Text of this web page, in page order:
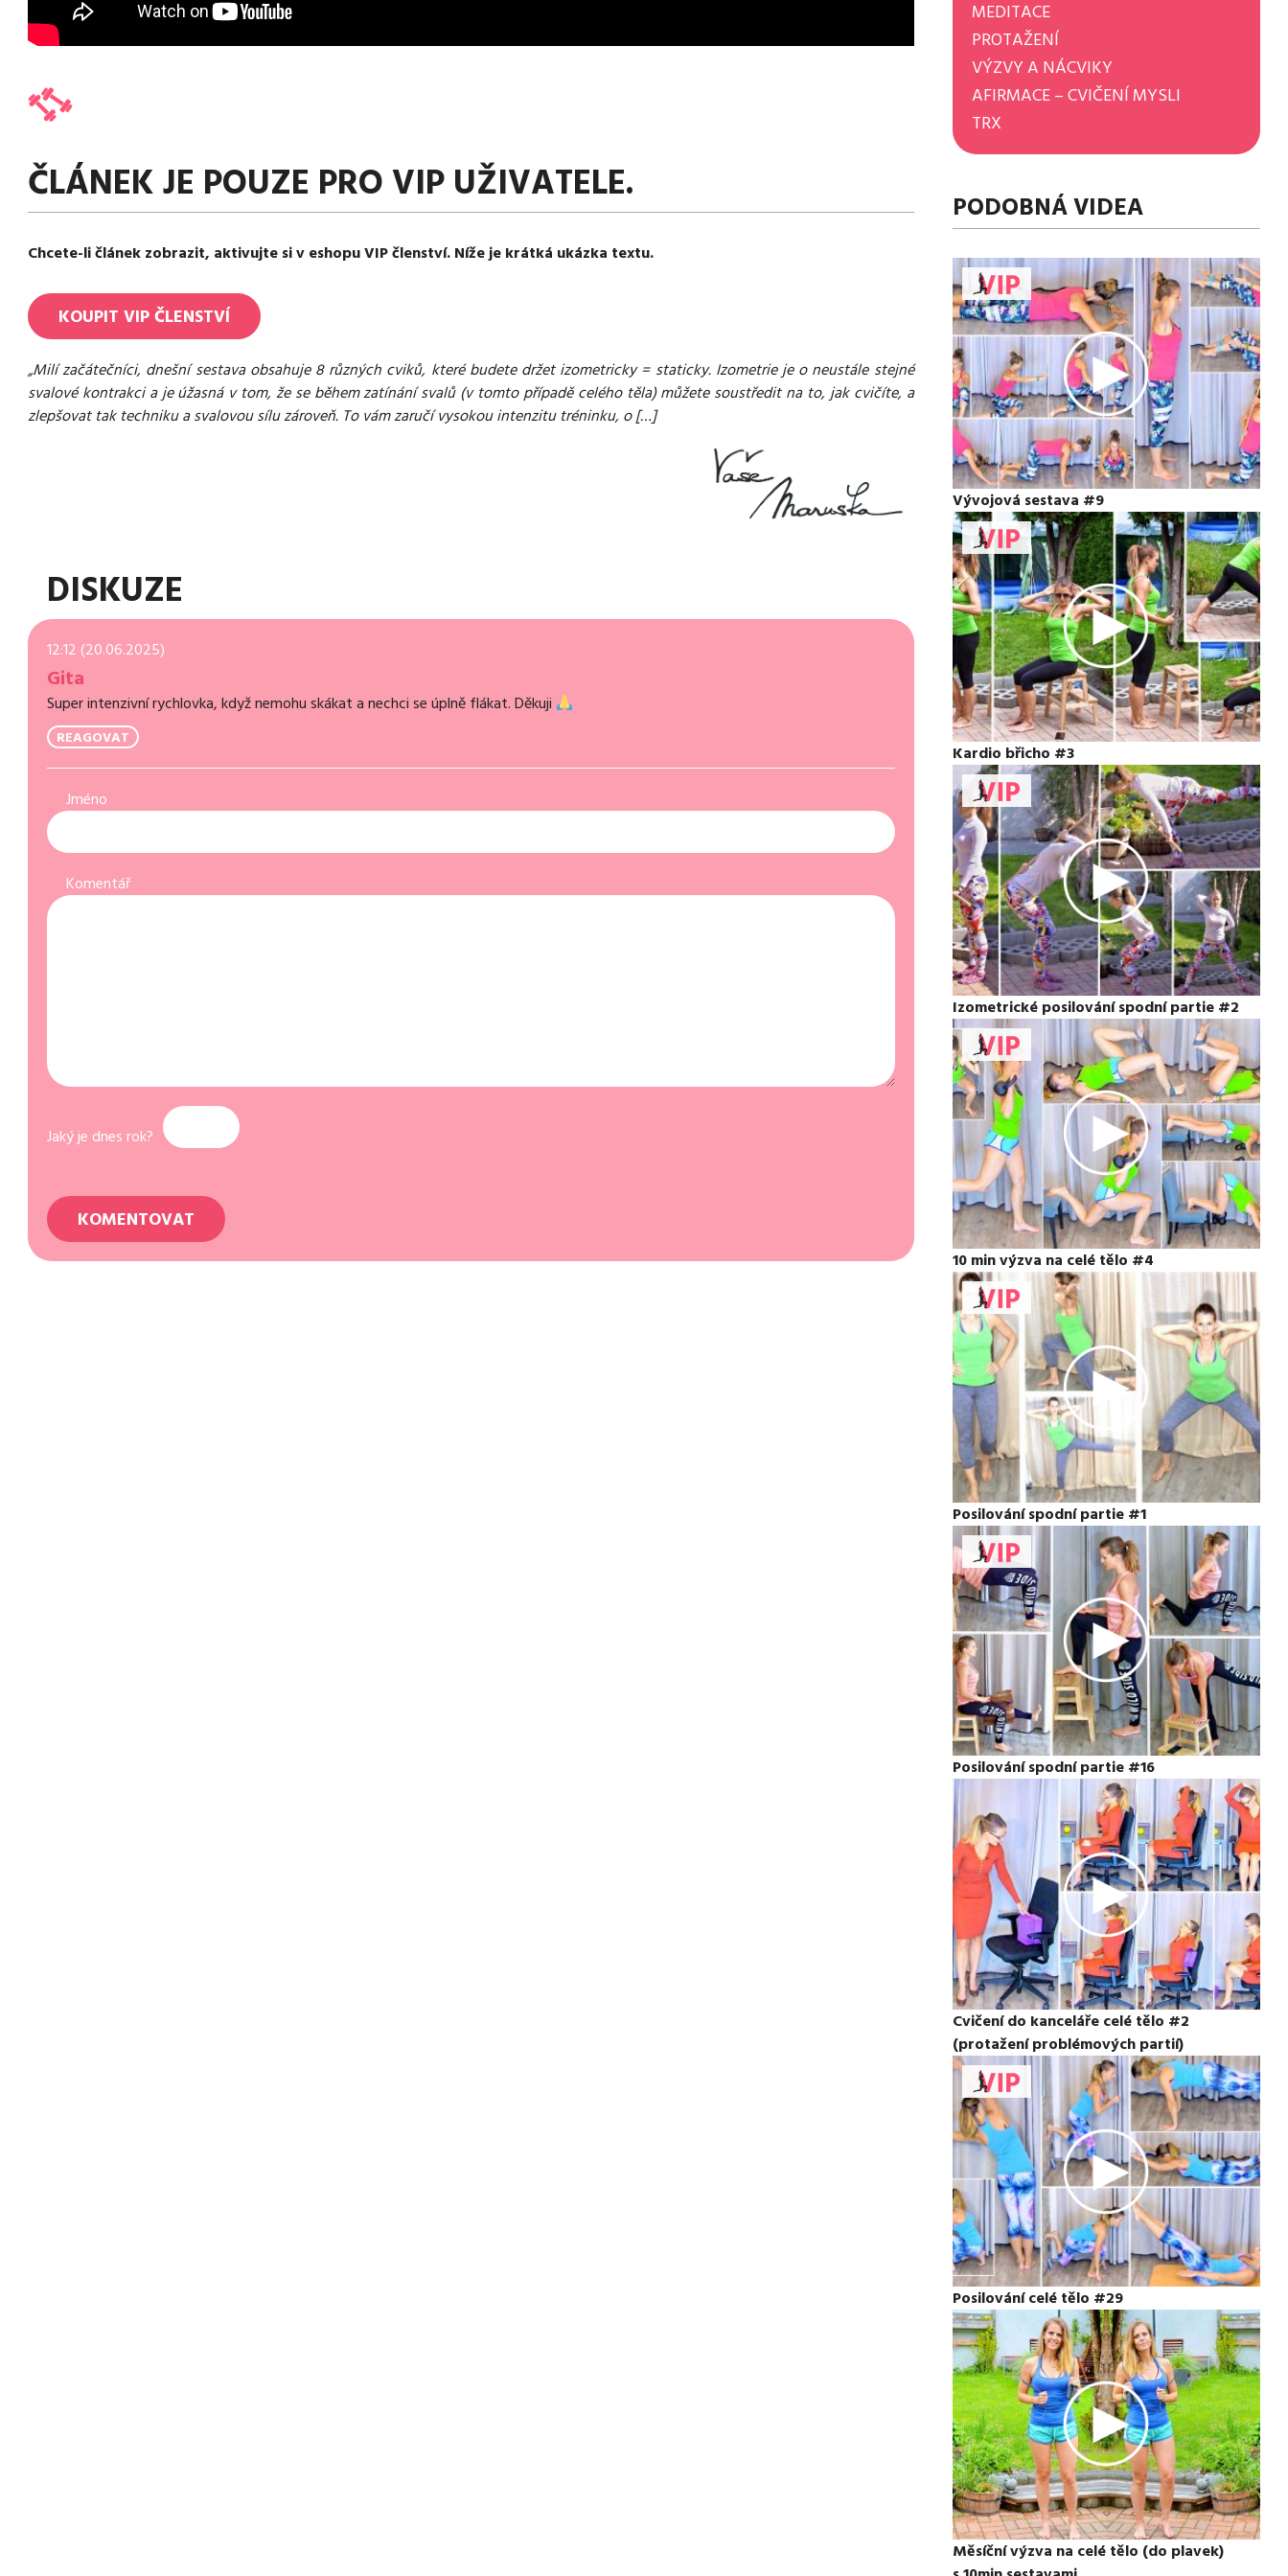
ČLÁNEK JE POUZE PRO VIP UŽIVATELE.
Chcete-li článek zobrazit, aktivujte si v eshopu VIP členství. Níže je krátká ukázka textu.
KOUPIT VIP ČLENSTVÍ
„Milí začátečníci, dnešní sestava obsahuje 8 různých cviků, které budete držet izometricky = staticky. Izometrie je o neustále stejné
svalové kontrakci a je úžasná v tom, že se během zatínání svalů (v tomto případě celého těla) můžete soustředit na to, jak cvičíte, a
zlepšovat tak techniku a svalovou sílu zároveň. To vám zaručí vysokou intenzitu tréninku, o […]
MEDITACE
PROTAŽENÍ
VÝZVY A NÁCVIKY
AFIRMACE – CVIČENÍ MYSLI
TRX
PODOBNÁ VIDEA
Vývojová sestava #9
Kardio břicho #3
Izometrické posilování spodní partie #2
10 min výzva na celé tělo #4
Posilování spodní partie #1
Posilování spodní partie #16
Cvičení do kanceláře celé tělo #2
(protažení problémových partií)
Posilování celé tělo #29
Měsíční výzva na celé tělo (do plavek)
DISKUZE
12:12 (20.06.2025)
Gita
Super intenzivní rychlovka, když nemohu skákat a nechci se úplně flákat. Děkuji
REAGOVAT
Jméno
Komentář
Jaký je dnes rok?